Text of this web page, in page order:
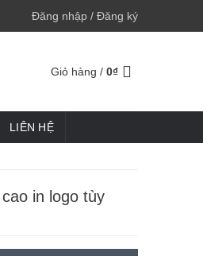
Đăng nhập / Đăng ký
Giỏ hàng / 0₫
LIÊN HỆ
in logo tùy